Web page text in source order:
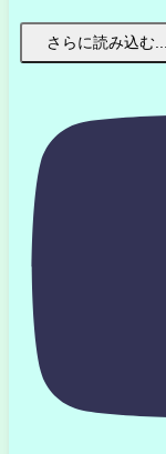
さらに読み込む...